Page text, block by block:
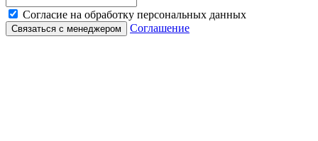
Согласие на обработку персональных данных
Соглашение